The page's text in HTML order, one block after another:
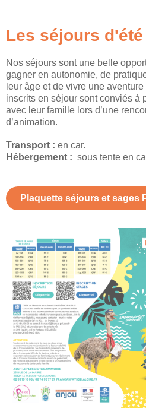
Les séjours d'été
Nos séjours sont une belle
gagner en autonomie, de
leur âge et de vivre une
inscrits en séjour sont conviés à
avec leur famille lors d’une
d’animation.
Transport : en car.
Hébergement : sous tente en
Plaquette séjours et sages